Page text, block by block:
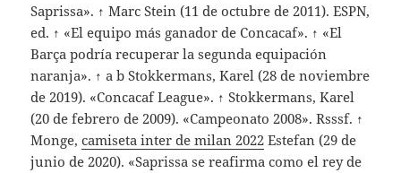
Saprissa». ↑ Marc Stein (11 de octubre de 2011). ESPN,
ed. ↑ «El equipo más ganador de Concacaf». ↑ «El
Barça podría recuperar la segunda equipación
naranja». ↑ a b Stokkermans, Karel (28 de noviembre
de 2019). «Concacaf League». ↑ Stokkermans, Karel
(20 de febrero de 2009). «Campeonato 2008». Rsssf. ↑
Monge,camiseta inter de milan 2022 Estefan (29 de
junio de 2020). «Saprissa se reafirma como el rey de